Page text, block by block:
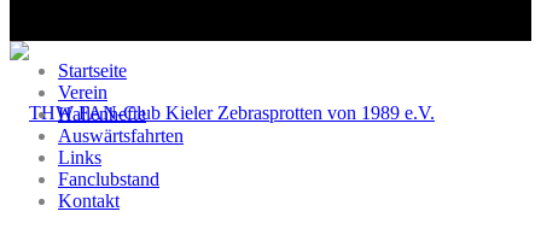
Startseite
Verein
Hallenhefte
Auswärtsfahrten
Links
Fanclubstand
Kontakt